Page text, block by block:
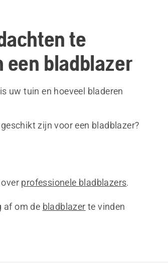
te
een bladblazer
uw tuin en hoeveel bladeren
zijn voor een bladblazer?
professionele bladblazers.
af om de bladblazer te vinden